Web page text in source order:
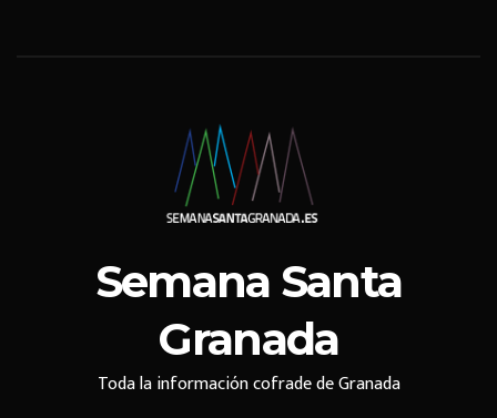
Semana Santa
Granada
Toda la información cofrade de Granada